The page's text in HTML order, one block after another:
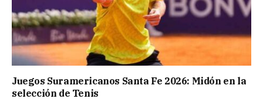
Juegos Suramericanos Santa Fe 2026: Midón en la
selección de Tenis